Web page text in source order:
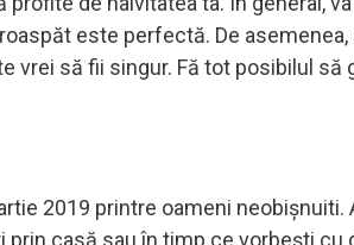
este perfectă. De
vrei să fii singur. Fă tot posibilul
2019 printre oameni
casă sau în timp ce vorbeşti